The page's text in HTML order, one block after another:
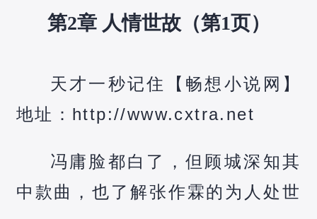
第2章 人情世故（第1页）
天才一秒记住【畅想小说网】
地址：http://www.cxtra.net
冯庸脸都白了，但顾城深知其
中款曲，也了解张作霖的为人处世